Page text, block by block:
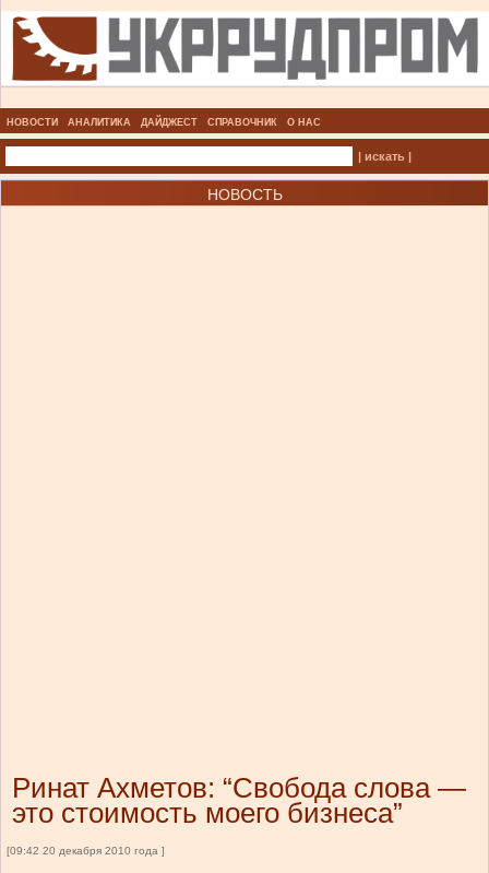
НОВОСТИ АНАЛИТИКА ДАЙДЖЕСТ СПРАВОЧНИК О НАС
| искать |
НОВОСТЬ
Ринат Ахметов: “Свобода слова —
это стоимость моего бизнеса”
[09:42 20 декабря 2010 года ]